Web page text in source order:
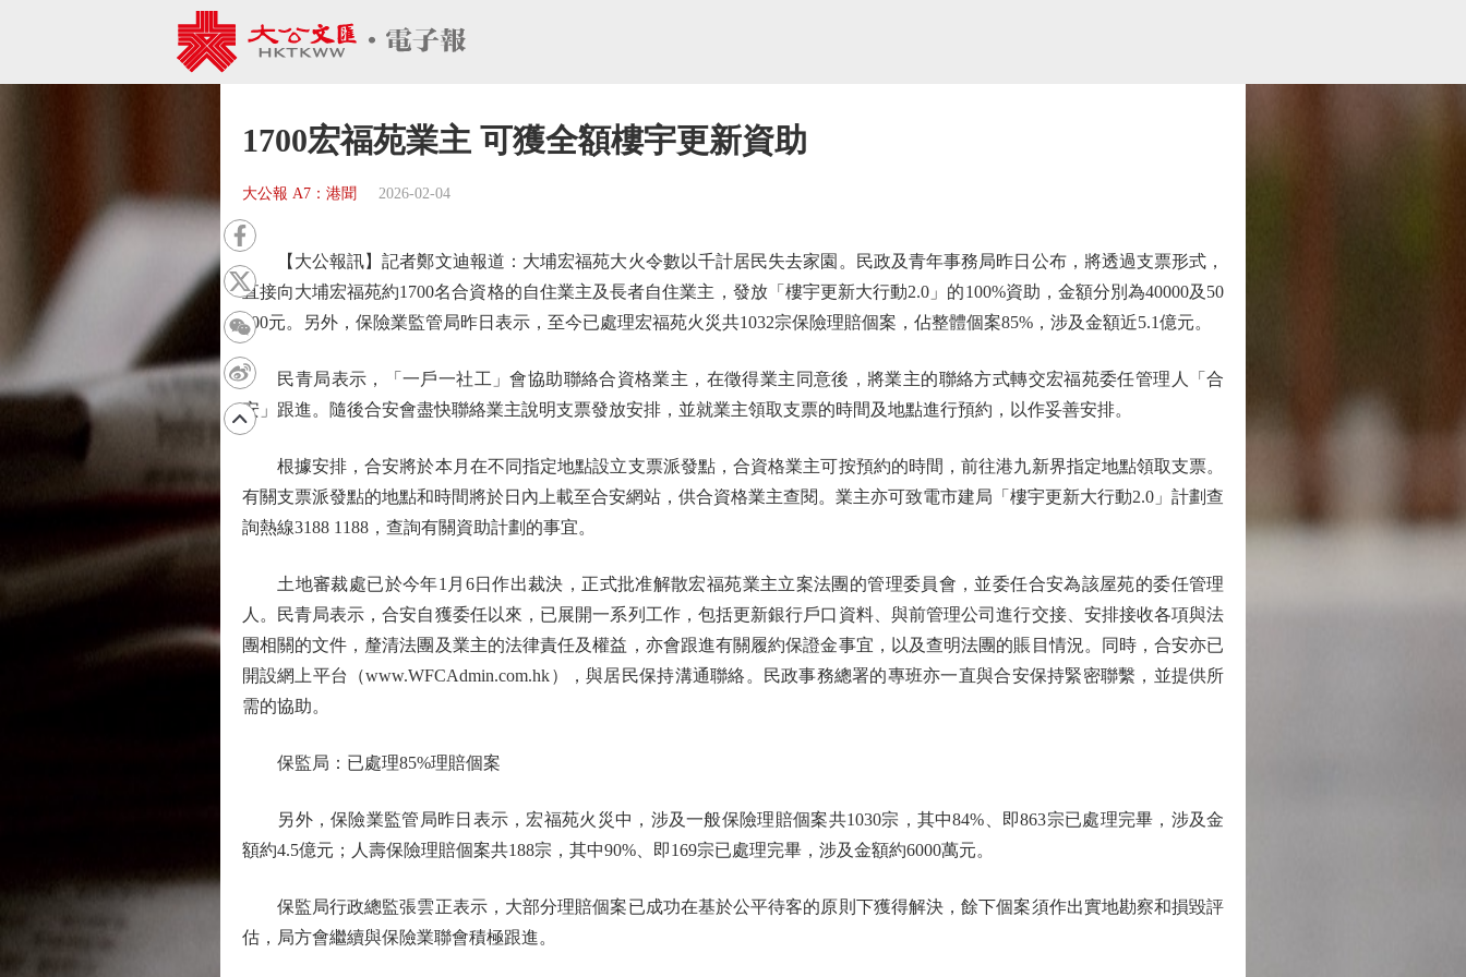
1700宏福苑業主 可獲全額樓宇更新資助
大公報 A7：港聞 2026-02-04
【大公報訊】記者鄭文迪報道：大埔宏福苑大火令數以千計居民失去家園。民政及青年事務局昨日公布，將透過支票形式，
直接向大埔宏福苑約1700名合資格的自住業主及長者自住業主，發放「樓宇更新大行動2.0」的100%資助，金額分別為40000及50
000元。另外，保險業監管局昨日表示，至今已處理宏福苑火災共1032宗保險理賠個案，佔整體個案85%，涉及金額近5.1億元。
民青局表示，「一戶一社工」會協助聯絡合資格業主，在徵得業主同意後，將業主的聯絡方式轉交宏福苑委任管理人「合
安」跟進。隨後合安會盡快聯絡業主說明支票發放安排，並就業主領取支票的時間及地點進行預約，以作妥善安排。
根據安排，合安將於本月在不同指定地點設立支票派發點，合資格業主可按預約的時間，前往港九新界指定地點領取支票。
有關支票派發點的地點和時間將於日內上載至合安網站，供合資格業主查閱。業主亦可致電市建局「樓宇更新大行動2.0」計劃查
詢熱線3188 1188，查詢有關資助計劃的事宜。
土地審裁處已於今年1月6日作出裁決，正式批准解散宏福苑業主立案法團的管理委員會，並委任合安為該屋苑的委任管理
人。民青局表示，合安自獲委任以來，已展開一系列工作，包括更新銀行戶口資料、與前管理公司進行交接、安排接收各項與法
團相關的文件，釐清法團及業主的法律責任及權益，亦會跟進有關履約保證金事宜，以及查明法團的賬目情況。同時，合安亦已
開設網上平台（www.WFCAdmin.com.hk），與居民保持溝通聯絡。民政事務總署的專班亦一直與合安保持緊密聯繫，並提供所
需的協助。
保監局：已處理85%理賠個案
另外，保險業監管局昨日表示，宏福苑火災中，涉及一般保險理賠個案共1030宗，其中84%、即863宗已處理完畢，涉及金
額約4.5億元；人壽保險理賠個案共188宗，其中90%、即169宗已處理完畢，涉及金額約6000萬元。
保監局行政總監張雲正表示，大部分理賠個案已成功在基於公平待客的原則下獲得解決，餘下個案須作出實地勘察和損毀評
估，局方會繼續與保險業聯會積極跟進。